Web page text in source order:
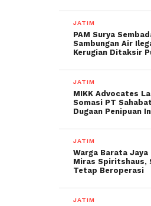
JATIM
PAM Surya
Sambungan Air
Kerugian Ditaksir
JATIM
MIKK Advocates
Somasi PT
Dugaan Penipuan
JATIM
Warga Barata
Miras Spiritshaus,
Tetap Beroperasi
JATIM